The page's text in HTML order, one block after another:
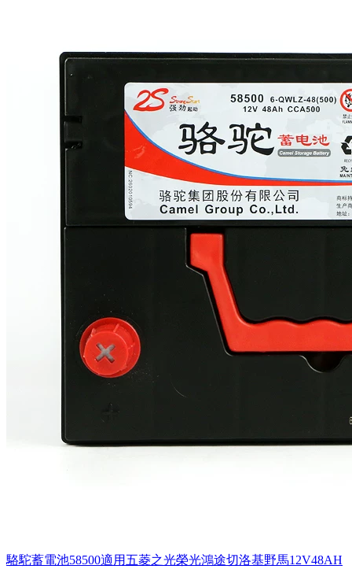
駱駝蓄電池58500適用五菱之光榮光鴻途切洛基野馬12V48AH